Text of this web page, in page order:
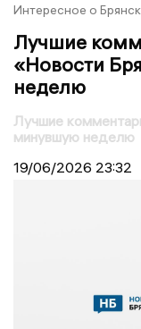
Интересное о
Лучшие
«Новости
неделю
Лучшие
минувшую неделю
19/06/2026 23:32